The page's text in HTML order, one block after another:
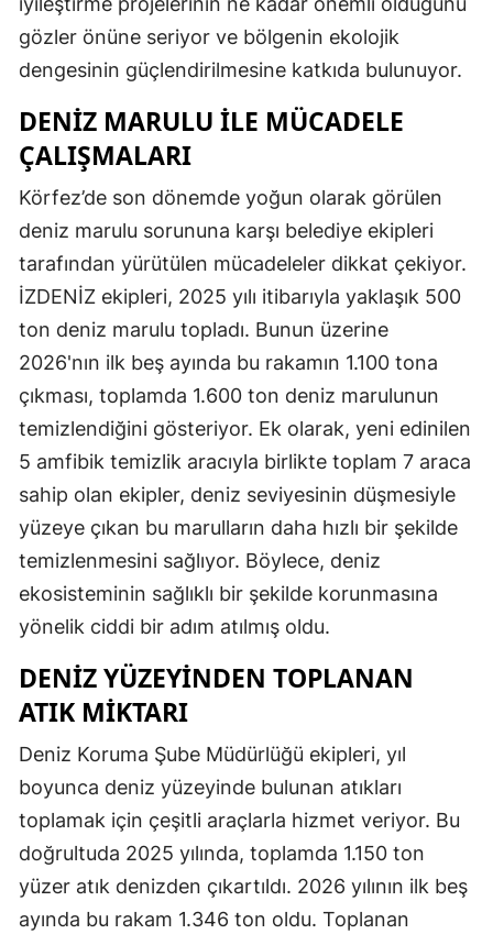
gözler önüne seriyor ve bölgenin ekolojik
dengesinin güçlendirilmesine katkıda bulunuyor.
DENIZ MARULU ILE MÜCADELE
ÇALIŞMALARI
Körfez’de son dönemde yoğun olarak görülen
deniz marulu sorununa karşı belediye ekipleri
tarafından yürütülen mücadeleler dikkat çekiyor.
İZDENİZ ekipleri, 2025 yılı itibarıyla yaklaşık 500
ton deniz marulu topladı. Bunun üzerine
2026'nın ilk beş ayında bu rakamın 1.100 tona
çıkması, toplamda 1.600 ton deniz marulunun
temizlendiğini gösteriyor. Ek olarak, yeni edinilen
5 amfibik temizlik aracıyla birlikte toplam 7 araca
sahip olan ekipler, deniz seviyesinin düşmesiyle
yüzeye çıkan bu marulların daha hızlı bir şekilde
temizlenmesini sağlıyor. Böylece, deniz
ekosisteminin sağlıklı bir şekilde korunmasına
yönelik ciddi bir adım atılmış oldu.
DENIZ YÜZEYINDEN TOPLANAN
ATIK MIKTARI
Deniz Koruma Şube Müdürlüğü ekipleri, yıl
boyunca deniz yüzeyinde bulunan atıkları
toplamak için çeşitli araçlarla hizmet veriyor. Bu
doğrultuda 2025 yılında, toplamda 1.150 ton
yüzer atık denizden çıkartıldı. 2026 yılının ilk beş
ayında bu rakam 1.346 ton oldu. Toplanan